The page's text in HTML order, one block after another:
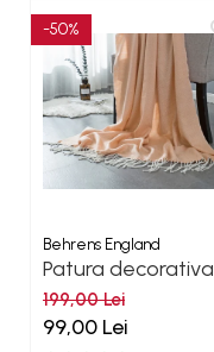
-50%
Behrens England
Patura decorativa
Peach Lifestyle
199,00 Lei
99,00 Lei